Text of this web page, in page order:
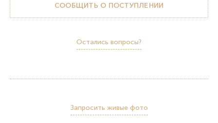
СООБЩИТЬ О ПОСТУПЛЕНИИ
Остались вопросы?
Запросить живые фото